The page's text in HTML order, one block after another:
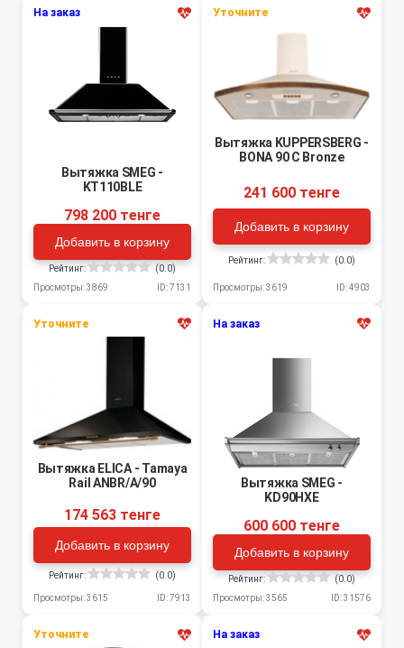
На заказ
Вытяжка SMEG -
KT110BLE
798 200 тенге
Добавить в корзину
Рейтинг:
(0.0)
Просмотры: 3869
ID: 7131
Уточните
Вытяжка KUPPERSBERG -
BONA 90 C Bronze
241 600 тенге
Добавить в корзину
Рейтинг: (0.0)
Просмотры: 3619 ID: 4903
Уточните
Вытяжка ELICA - Tamaya
Rail ANBR/A/90
174 563 тенге
Добавить в корзину
Рейтинг: (0.0)
Просмотры: 3615 ID: 7913
На заказ
Вытяжка SMEG -
KD90HXE
600 600 тенге
Добавить в корзину
Рейтинг:
(0.0)
Просмотры: 3565
ID: 31576
Уточните На заказ